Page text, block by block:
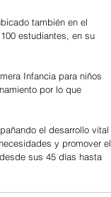
también en el
estudiantes, en su
Infancia para niños
por lo que
el desarrollo vital
y promover el
sus 45 días hasta